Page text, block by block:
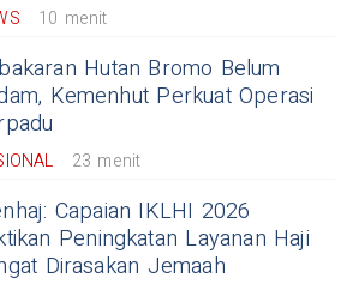
10 menit
Hutan Bromo Belum
Kemenhut Perkuat Operasi
23 menit
Capaian IKLHI 2026
Peningkatan Layanan Haji
Dirasakan Jemaah